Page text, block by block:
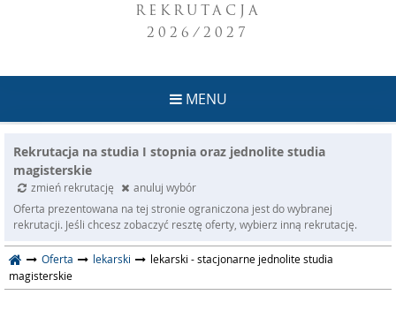
REKRUTACJA
2026/2027
MENU
Rekrutacja na studia I stopnia oraz jednolite studia
magisterskie
zmień rekrutację
anuluj wybór
Oferta prezentowana na tej stronie ograniczona jest do wybranej
rekrutacji. Jeśli chcesz zobaczyć resztę oferty, wybierz inną rekrutację.
Oferta lekarski
lekarski - stacjonarne jednolite studia
magisterskie